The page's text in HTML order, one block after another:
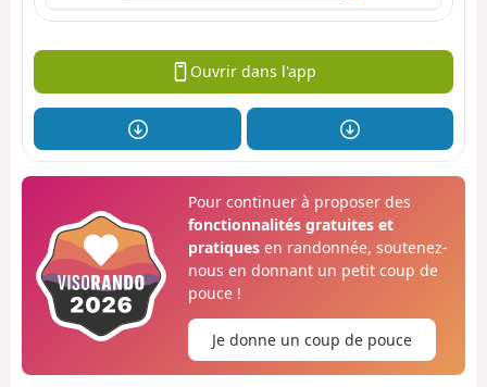
Ouvrir dans l'app
Pour continuer à proposer des
fonctionnalités gratuites et
pratiquesen randonnée, soutenez-
nous en donnant un petit coup de
pouce !
Je donne un coup de pouce